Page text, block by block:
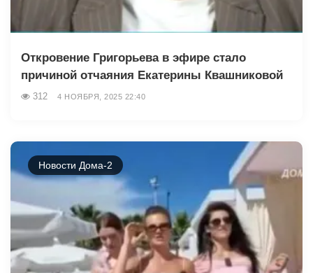
Откровение Григорьева в эфире стало
причиной отчаяния Екатерины Квашниковой
312 4 НОЯБРЯ, 2025 22:40
Новости Дома-2